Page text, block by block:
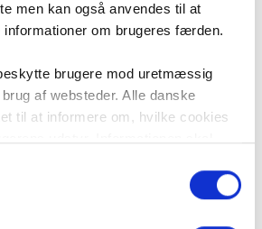
men kan også anvendes til at
om brugeres færden.
brugere mod uretmæssig
af websteder. Alle danske
til at informere om, hvilke cookies
ved lagring af og adgang til
terminaludstyr”, som er en del
beskyttelse af privatlivets fred i
(maj 23)